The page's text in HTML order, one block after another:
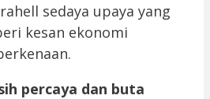
sedaya upaya yang
kesan ekonomi
percaya dan buta